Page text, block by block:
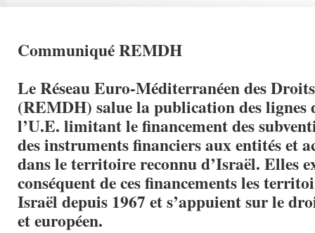
Communiqué REMDH
Le Réseau Euro-Méditerranéen des
(REMDH) salue la publication des lignes
l’U.E. limitant le financement des
des instruments financiers aux entités et
dans le territoire reconnu d’Israël. Elles
conséquent de ces financements les
Israël depuis 1967 et s’appuient sur le
et européen.